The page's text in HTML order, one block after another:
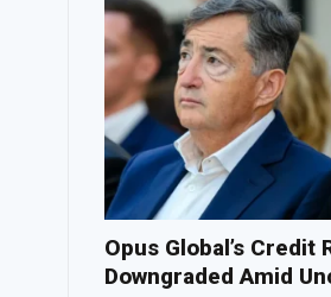
Opus Global’s Credit
Downgraded Amid